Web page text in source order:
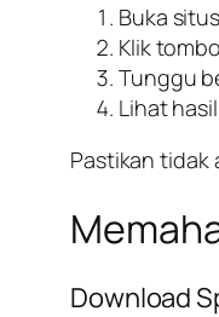
Buka
Klik
Tunggu
Lihat
Pastikan tidak
Download